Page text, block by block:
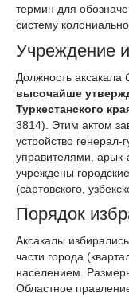
термин для
систему
Учреждение
Должность аксакала
высочайше
Туркестанского
3814). Этим актом
устройство
управителями,
учреждены
(сартовского,
Порядок
Аксакалы избирались
части города
населением.
Областное